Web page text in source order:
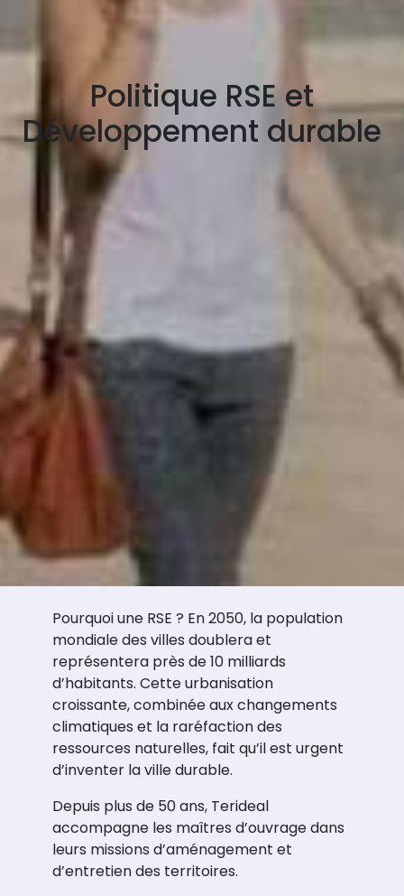
Politique RSE et
Développement durable
Pourquoi une RSE ? En 2050, la population
mondiale des villes doublera et
représentera près de 10 milliards
d’habitants. Cette urbanisation
croissante, combinée aux changements
climatiques et la raréfaction des
ressources naturelles, fait qu’il est urgent
d’inventer la ville durable.
Depuis plus de 50 ans, Terideal
accompagne les maîtres d’ouvrage dans
leurs missions d’aménagement et
d’entretien des territoires.